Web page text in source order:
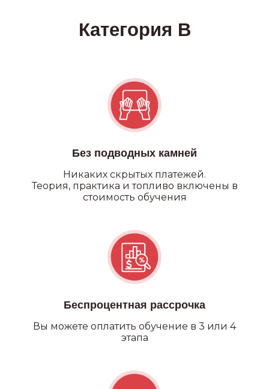
Без подводных камней
Никаких скрытых платежей.
Теория, практика и топливо включены в
стоимость обучения
Беспроцентная рассрочка
Вы можете оплатить обучение в 3 или 4
этапа
Категория А